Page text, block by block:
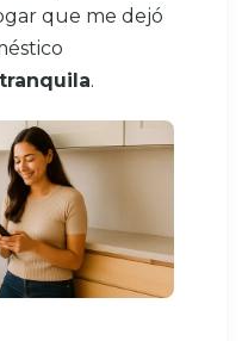
que me dejó
.